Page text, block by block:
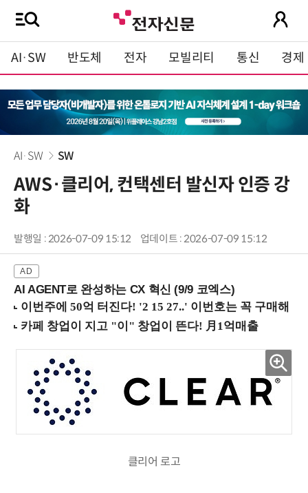
AI·SW 반도체 전자 모빌리티 통신 경제
AI·SW SW
AWS·클리어, 컨택센터 발신자 인증 강
화
발행일 : 2026-07-09 15:12 업데이트 : 2026-07-09 15:12
AI AGENT로 완성하는 CX 혁신 (9/9 코엑스)
클리어 로고